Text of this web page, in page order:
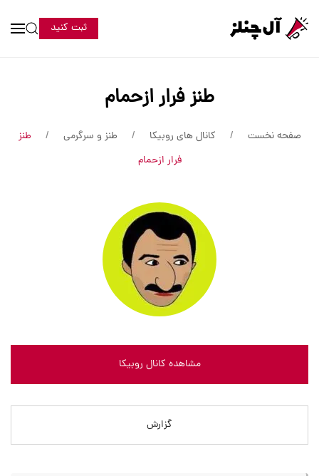
ثبت کنید
طنز فرار ازحمام
صفحه نخست کانال های روبیکا طنز و سرگرمی
طنز
فرار ازحمام
مشاهده کانال روبیکا
گزارش